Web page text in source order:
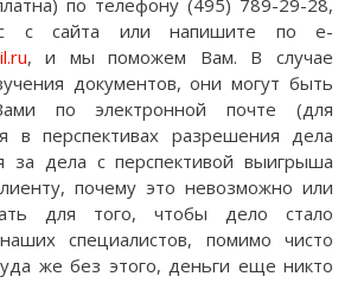
по телефону (495) 789-29-28,
с сайта или напишите по e-
, и мы поможем Вам. В случае
документов, они могут быть
по электронной почте (для
в перспективах разрешения дела
дела с перспективой выигрыша
почему это невозможно или
для того, чтобы дело стало
специалистов, помимо чисто
же без этого, деньги еще никто